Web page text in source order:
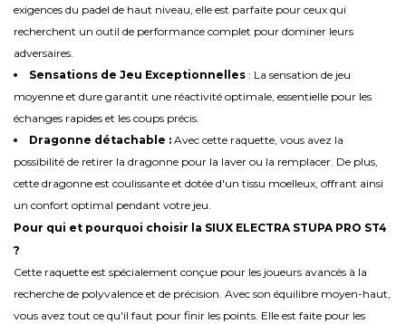
exigences du padel de haut niveau, elle est parfaite pour ceux qui
recherchent un outil de performance complet pour dominer leurs
adversaires.
Sensations de Jeu Exceptionnelles : La sensation de jeu
moyenne et dure garantit une réactivité optimale, essentielle pour les
échanges rapides et les coups précis.
Dragonne détachable : Avec cette raquette, vous avez la
possibilité de retirer la dragonne pour la laver ou la remplacer. De plus,
cette dragonne est coulissante et dotée d'un tissu moelleux, offrant ainsi
un confort optimal pendant votre jeu.
Pour qui et pourquoi choisir la SIUX ELECTRA STUPA PRO ST4
?
Cette raquette est spécialement conçue pour les joueurs avancés à la
recherche de polyvalence et de précision. Avec son équilibre moyen-haut,
vous avez tout ce qu'il faut pour finir les points. Elle est faite pour les